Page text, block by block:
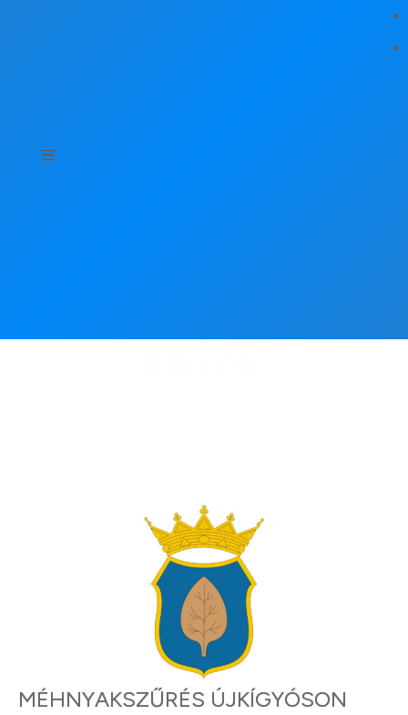
MÉHNYAKSZŰRÉS ÚJKÍGYÓSON